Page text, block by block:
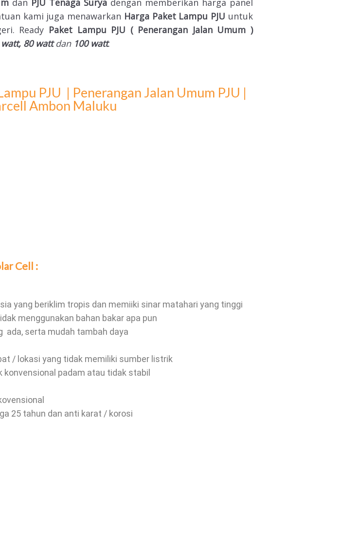
dan PJU Tenaga Surya dengan memberikan harga panel
kami juga menawarkan Harga Paket Lampu PJU untuk
Ready Paket Lampu PJU ( Penerangan Jalan Umum )
80 wattdan 100 watt.
PJU | Penerangan Jalan Umum PJU |
Ambon Maluku
Cell :
yang beriklim tropis dan memiiki sinar matahari yang tinggi
menggunakan bahan bakar apa pun
ada, serta mudah tambah daya
/ lokasi yang tidak memiliki sumber listrik
konvensional padam atau tidak stabil
25 tahun dan anti karat / korosi